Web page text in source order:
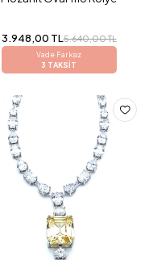
3.948,00 TL5.640,00 TL
Vade Farksız
3 TAKSİT